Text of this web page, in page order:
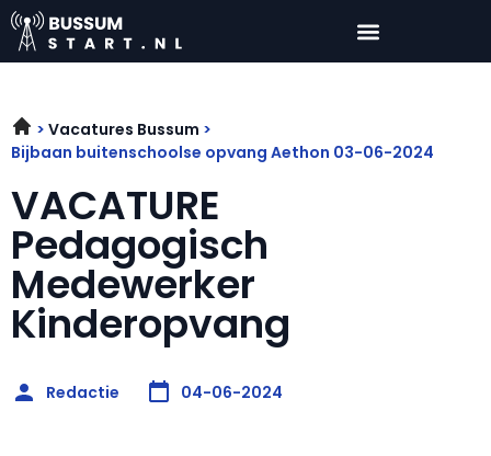
Vacatures Bussum
Bijbaan buitenschoolse opvang Aethon 03-06-2024
VACATURE
Pedagogisch
Medewerker
Kinderopvang
Redactie 04-06-2024